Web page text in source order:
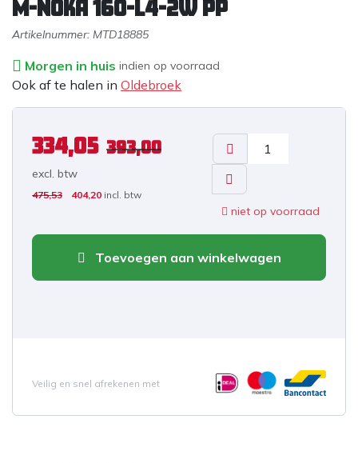
M-NOKA 160-L4-2W PP
Artikelnummer: MTD18885
Morgen in huis indien op voorraad
Ook af te halen in Oldebroek
334,05 393,00
excl. btw
475,53 404,20 incl. btw
niet op voorraad
Toevoegen aan winkelwagen
Veilig en snel afrekenen met